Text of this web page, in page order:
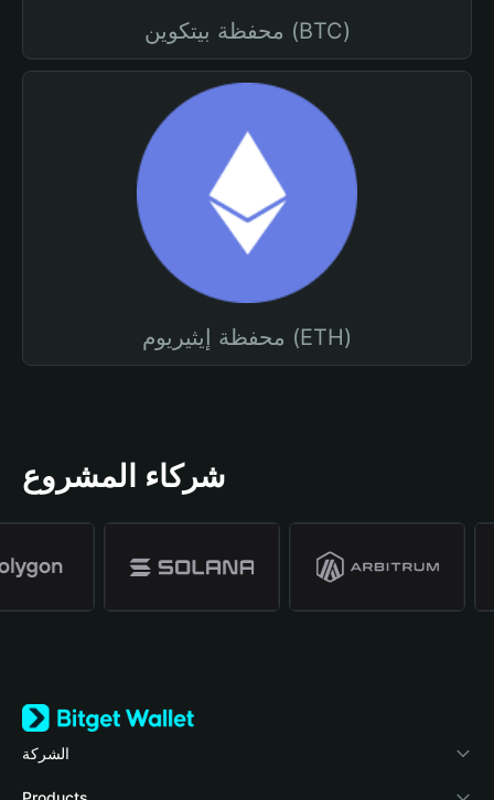
محفظة بيتكوين (BTC)
محفظة إيثيريوم (ETH)
شركاء المشروع
الشركة